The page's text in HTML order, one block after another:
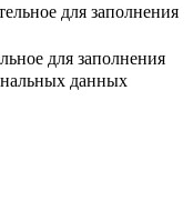
для заполнения
для заполнения
данных